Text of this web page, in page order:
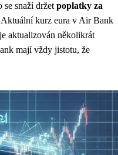
se snaží držet poplatky za
Aktuální kurz eura v Air Bank
aktualizován několikrát
mají vždy jistotu, že